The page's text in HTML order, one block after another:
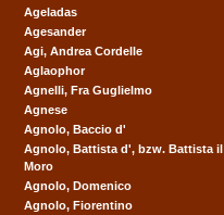
Ageladas
Agesander
Agi, Andrea Cordelle
Aglaophor
Agnelli, Fra Guglielmo
Agnese
Agnolo, Baccio d'
Agnolo, Battista d', bzw. Battista il
Moro
Agnolo, Domenico
Agnolo, Fiorentino